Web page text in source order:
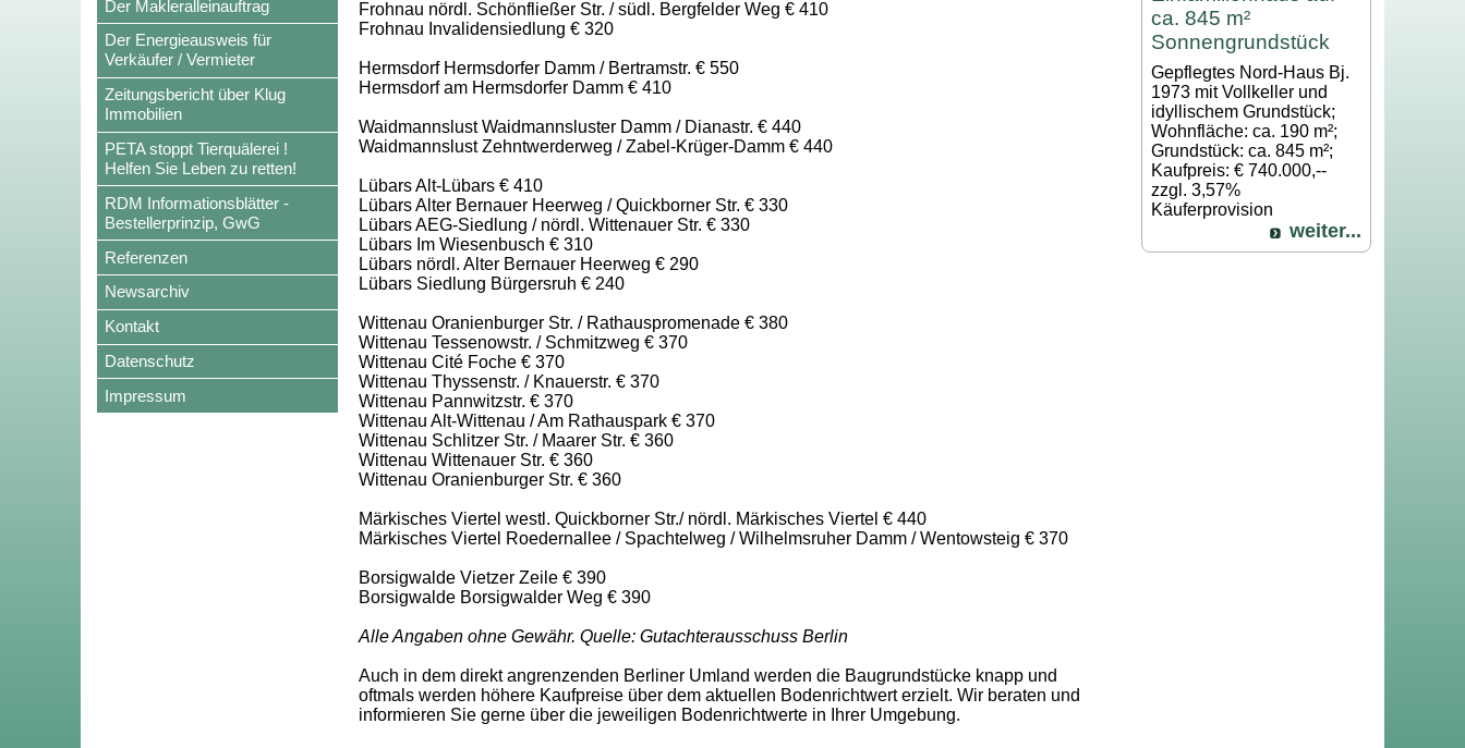
Der Makleralleinauftrag
Der Energieausweis für
Verkäufer / Vermieter
Zeitungsbericht über Klug
Immobilien
PETA stoppt Tierquälerei !
Helfen Sie Leben zu retten!
RDM Informationsblätter -
Bestellerprinzip, GwG
Referenzen
Newsarchiv
Kontakt
Datenschutz
Impressum
Frohnau nördl. Schönfließer Str. / südl. Bergfelder Weg € 410
Frohnau Invalidensiedlung € 320
Hermsdorf Hermsdorfer Damm / Bertramstr. € 550
Hermsdorf am Hermsdorfer Damm € 410
Waidmannslust Waidmannsluster Damm / Dianastr. € 440
Waidmannslust Zehntwerderweg / Zabel-Krüger-Damm € 440
Lübars Alt-Lübars € 410
Lübars Alter Bernauer Heerweg / Quickborner Str. € 330
Lübars AEG-Siedlung / nördl. Wittenauer Str. € 330
Lübars Im Wiesenbusch € 310
Lübars nördl. Alter Bernauer Heerweg € 290
Lübars Siedlung Bürgersruh € 240
Wittenau Oranienburger Str. / Rathauspromenade € 380
Wittenau Tessenowstr. / Schmitzweg € 370
Wittenau Cité Foche € 370
Wittenau Thyssenstr. / Knauerstr. € 370
Wittenau Pannwitzstr. € 370
Wittenau Alt-Wittenau / Am Rathauspark € 370
Wittenau Schlitzer Str. / Maarer Str. € 360
Wittenau Wittenauer Str. € 360
Wittenau Oranienburger Str. € 360
Märkisches Viertel westl. Quickborner Str./ nördl. Märkisches Viertel € 440
Märkisches Viertel Roedernallee / Spachtelweg / Wilhelmsruher Damm / Wentowsteig € 370
Borsigwalde Vietzer Zeile € 390
Borsigwalde Borsigwalder Weg € 390
Alle Angaben ohne Gewähr. Quelle: Gutachterausschuss Berlin
Auch in dem direkt angrenzenden Berliner Umland werden die Baugrundstücke knapp und
oftmals werden höhere Kaufpreise über dem aktuellen Bodenrichtwert erzielt. Wir beraten und
informieren Sie gerne über die jeweiligen Bodenrichtwerte in Ihrer Umgebung.
ca. 845 m²
Sonnengrundstück
Gepflegtes Nord-Haus Bj.
1973 mit Vollkeller und
idyllischem Grundstück;
Wohnfläche: ca. 190 m²;
Grundstück: ca. 845 m²;
Kaufpreis: € 740.000,--
zzgl. 3,57%
Käuferprovision
weiter...